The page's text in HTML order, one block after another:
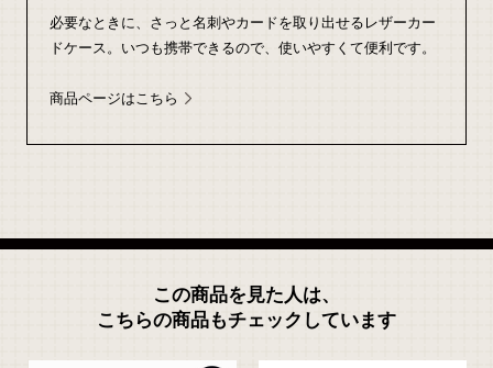
必要なときに、さっと名刺やカードを取り出せるレザーカー
ドケース。いつも携帯できるので、使いやすくて便利です。
商品ページはこちら
この商品を見た人は、
こちらの商品もチェックしています